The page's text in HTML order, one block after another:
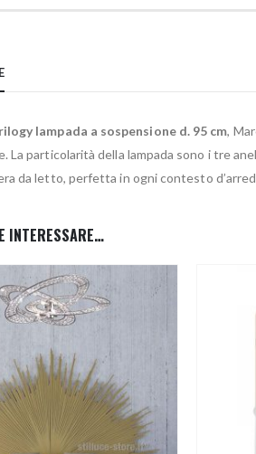
lampada a sospensione d. 95 cm,
La particolarità della lampada sono i tre
da letto, perfetta in ogni contesto
INTERESSARE…